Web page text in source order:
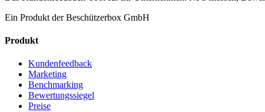
Ein Produkt der Beschützerbox GmbH
Produkt
Kundenfeedback
Marketing
Benchmarking
Bewertungssiegel
Preise